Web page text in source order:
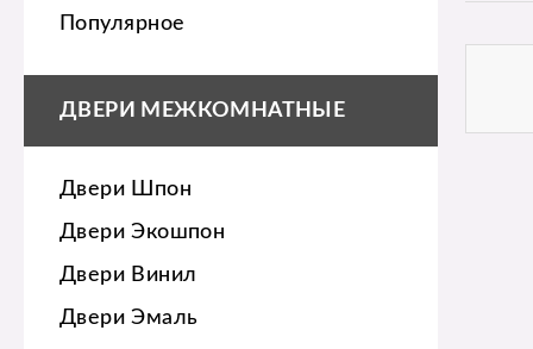
Популярное
ДВЕРИ МЕЖКОМНАТНЫЕ
Двери Шпон
Двери Экошпон
Двери Винил
Двери Эмаль